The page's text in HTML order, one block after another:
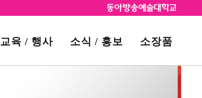
교육 / 행사 소식 / 홍보 소장품